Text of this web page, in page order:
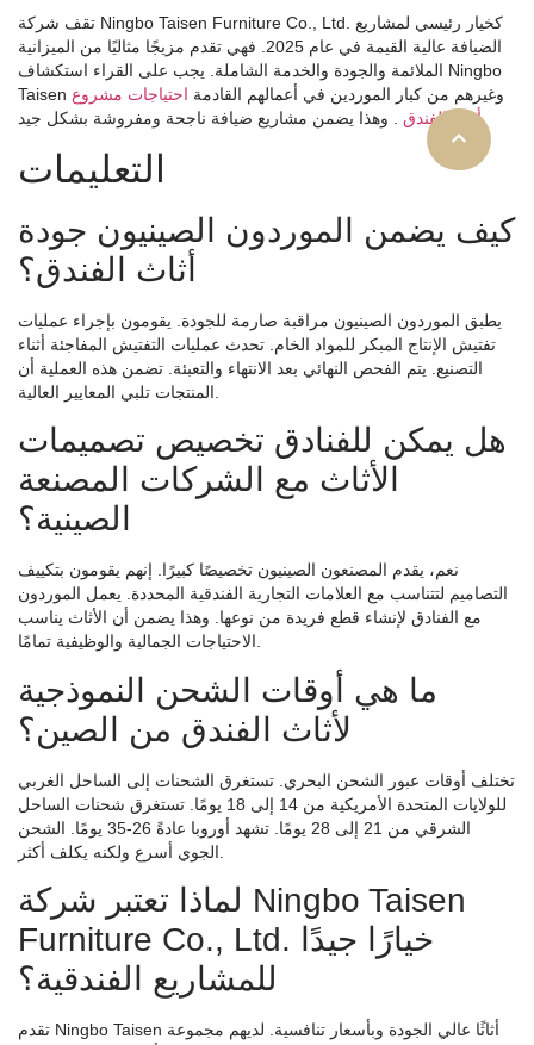
تقف شركة Ningbo Taisen Furniture Co., Ltd. كخيار رئيسي لمشاريع
الضيافة عالية القيمة في عام 2025. فهي تقدم مزيجًا مثاليًا من الميزانية
الملائمة والجودة والخدمة الشاملة. يجب على القراء استكشاف Ningbo
Taisen وغيرهم من كبار الموردين في أعمالهم القادمة احتياجات مشروع
أثاث الفندق. وهذا يضمن مشاريع ضيافة ناجحة ومفروشة بشكل جيد.
التعليمات
كيف يضمن الموردون الصينيون جودة
أثاث الفندق؟
يطبق الموردون الصينيون مراقبة صارمة للجودة. يقومون بإجراء عمليات
تفتيش الإنتاج المبكر للمواد الخام. تحدث عمليات التفتيش المفاجئة أثناء
التصنيع. يتم الفحص النهائي بعد الانتهاء والتعبئة. تضمن هذه العملية أن
هل يمكن للفنادق تخصيص تصميمات
الأثاث مع الشركات المصنعة
الصينية؟
نعم، يقدم المصنعون الصينيون تخصيصًا كبيرًا. إنهم يقومون بتكييف
التصاميم لتتناسب مع العلامات التجارية الفندقية المحددة. يعمل الموردون
مع الفنادق لإنشاء قطع فريدة من نوعها. وهذا يضمن أن الأثاث يناسب
الاحتياجات الجمالية والوظيفية تمامًا.
ما هي أوقات الشحن النموذجية
لأثاث الفندق من الصين؟
تختلف أوقات عبور الشحن البحري. تستغرق الشحنات إلى الساحل الغربي
للولايات المتحدة الأمريكية من 14 إلى 18 يومًا. تستغرق شحنات الساحل
الشرقي من 21 إلى 28 يومًا. تشهد أوروبا عادةً 26-35 يومًا. الشحن
لماذا تعتبر شركة Ningbo Taisen
Furniture Co., Ltd. خيارًا جيدًا
تقدم Ningbo Taisen أثاثًا عالي الجودة وبأسعار تنافسية. لديهم مجموعة